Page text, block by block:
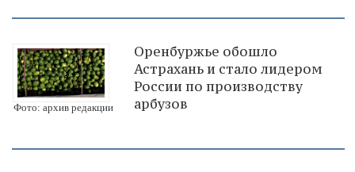
Фото: архив редакции
Оренбуржье обошло
Астрахань и стало лидером
России по производству
арбузов